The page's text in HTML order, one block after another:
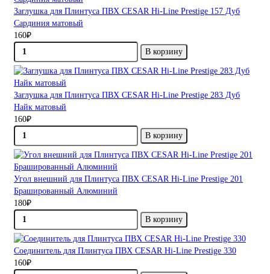
Заглушка для Плинтуса ПВХ CESAR Hi-Line Prestige 157 Дуб
Сардиния матовый
160₽
В корзину
Заглушка для Плинтуса ПВХ CESAR Hi-Line Prestige 283 Дуб
Найк матовый
160₽
В корзину
Угол внешний для Плинтуса ПВХ CESAR Hi-Line Prestige 201
Брашированный Алюминий
180₽
В корзину
Соединитель для Плинтуса ПВХ CESAR Hi-Line Prestige 330
160₽